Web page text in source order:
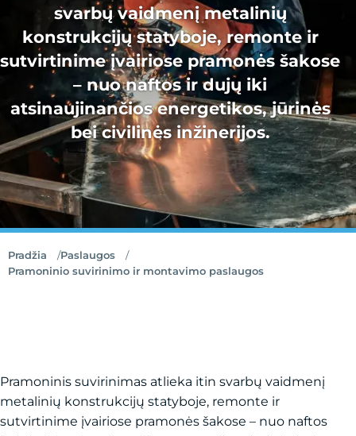
svarbų vaidmenį metalinių
konstrukcijų statyboje, remonte ir
sutvirtinime įvairiose pramonės šakose
– nuo naftos ir dujų iki
atsinaujinančios energetikos, jūrinės
bei civilinės inžinerijos.
Pradžia
Paslaugos
Pramoninio suvirinimo ir montavimo paslaugos
Pramoninis suvirinimas atlieka itin svarbų vaidmenį
metalinių konstrukcijų statyboje, remonte ir
sutvirtinime įvairiose pramonės šakose – nuo naftos